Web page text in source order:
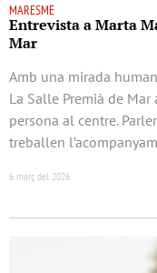
MARESME
Entrevista a Marta
Mar
Amb una mirada
La Salle Premià de
persona al centre.
treballen
6 març del 2026